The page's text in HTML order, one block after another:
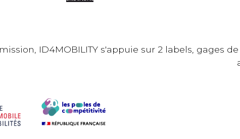
ID4MOBILITY s'appuie sur 2 labels, gages